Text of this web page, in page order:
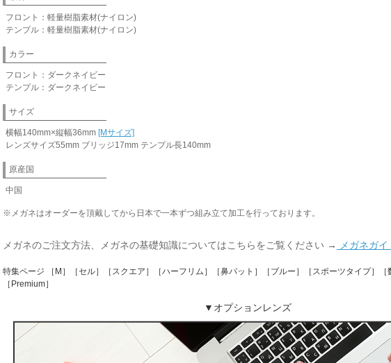
フロント：軽量樹脂素材(ナイロン)
テンプル：軽量樹脂素材(ナイロン)
カラー
フロント：ダークネイビー
テンプル：ダークネイビー
サイズ
横幅140mm×縦幅36mm [Mサイズ]
レンズサイズ55mm ブリッジ17mm テンプル長140mm
原産国
中国
※メガネはオーダーを頂戴してから日本で一本ずつ組み立て加工を行っております。
メガネのご注文方法、メガネの基礎知識についてはこちらをご覧ください → メガネガイ
特集ページ ［M］［セル］［スクエア］［ハーフリム］［鼻パット］［ブルー］［スポーツタイプ］［
［Premium］
▼オプションレンズ